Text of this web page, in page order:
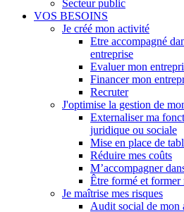
Secteur public
VOS BESOINS
Je créé mon activité
Etre accompagné
entreprise
Evaluer mon
Financer mon
Recruter
J'optimise la gestion de
Externaliser ma
juridique ou sociale
Mise en place de
Réduire mes coûts
M’accompagner
Être formé et former
Je maîtrise mes risques
Audit social de mon